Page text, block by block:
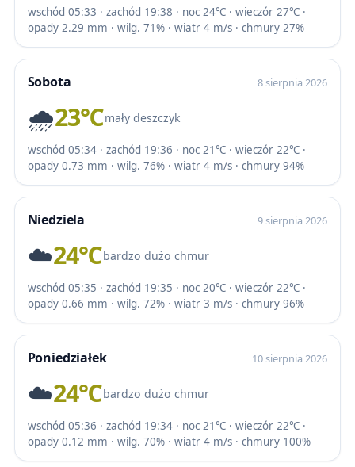
wschód 05:33 · zachód 19:38 · noc 24℃ · wieczór 27℃ ·
opady 2.29 mm · wilg. 71% · wiatr 4 m/s · chmury 27%
Sobota 8 sierpnia 2026
🌧️23℃mały deszczyk
wschód 05:34 · zachód 19:36 · noc 21℃ · wieczór 22℃ ·
opady 0.73 mm · wilg. 76% · wiatr 4 m/s · chmury 94%
Niedziela 9 sierpnia 2026
☁️24℃bardzo dużo chmur
wschód 05:35 · zachód 19:35 · noc 20℃ · wieczór 22℃ ·
opady 0.66 mm · wilg. 72% · wiatr 3 m/s · chmury 96%
Poniedziałek 10 sierpnia 2026
☁️24℃bardzo dużo chmur
wschód 05:36 · zachód 19:34 · noc 21℃ · wieczór 22℃ ·
opady 0.12 mm · wilg. 70% · wiatr 4 m/s · chmury 100%